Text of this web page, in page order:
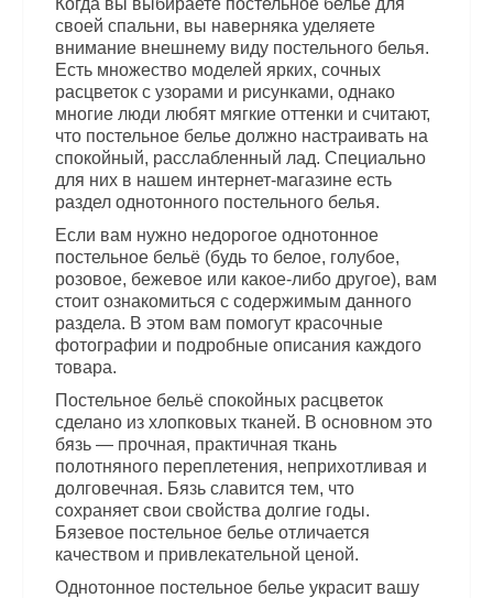
своей спальни, вы наверняка уделяете
внимание внешнему виду постельного белья.
Есть множество моделей ярких, сочных
расцветок с узорами и рисунками, однако
многие люди любят мягкие оттенки и считают,
что постельное белье должно настраивать на
спокойный, расслабленный лад. Специально
для них в нашем интернет-магазине есть
раздел однотонного постельного белья.
Если вам нужно недорогое однотонное
постельное бельё (будь то белое, голубое,
розовое, бежевое или какое-либо другое), вам
стоит ознакомиться с содержимым данного
раздела. В этом вам помогут красочные
фотографии и подробные описания каждого
товара.
Постельное бельё спокойных расцветок
сделано из хлопковых тканей. В основном это
бязь — прочная, практичная ткань
полотняного переплетения, неприхотливая и
долговечная. Бязь славится тем, что
сохраняет свои свойства долгие годы.
Бязевое постельное белье отличается
качеством и привлекательной ценой.
Однотонное постельное белье украсит вашу